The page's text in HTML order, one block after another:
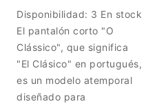
Disponibilidad: 3 En stock
El pantalón corto "O
Clássico", que significa
"El Clásico" en portugués,
es un modelo atemporal
diseñado para